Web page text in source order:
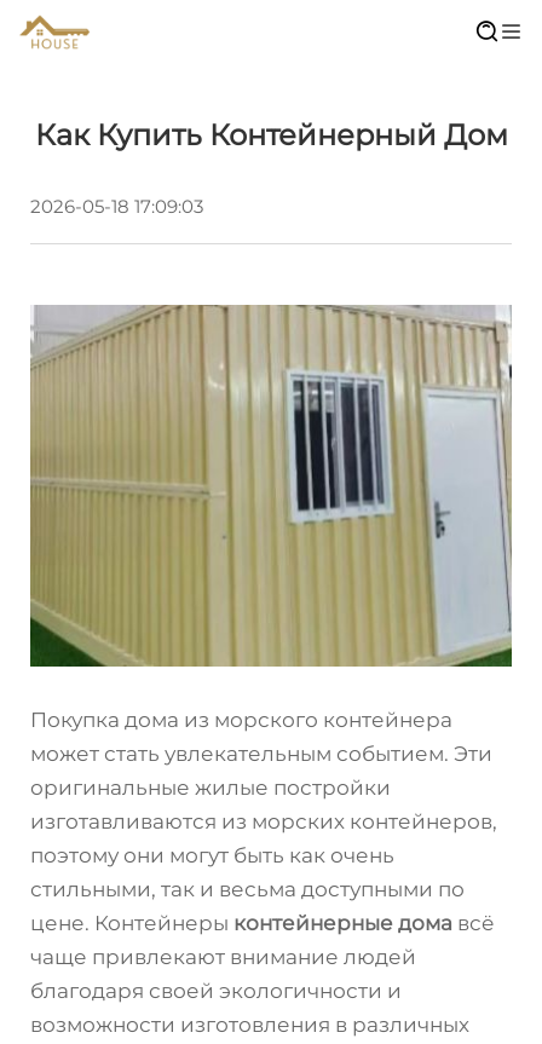
Как Купить Контейнерный Дом
2026-05-18 17:09:03
Покупка дома из морского контейнера
может стать увлекательным событием. Эти
оригинальные жилые постройки
изготавливаются из морских контейнеров,
поэтому они могут быть как очень
стильными, так и весьма доступными по
цене. Контейнеры контейнерные дома всё
чаще привлекают внимание людей
благодаря своей экологичности и
возможности изготовления в различных